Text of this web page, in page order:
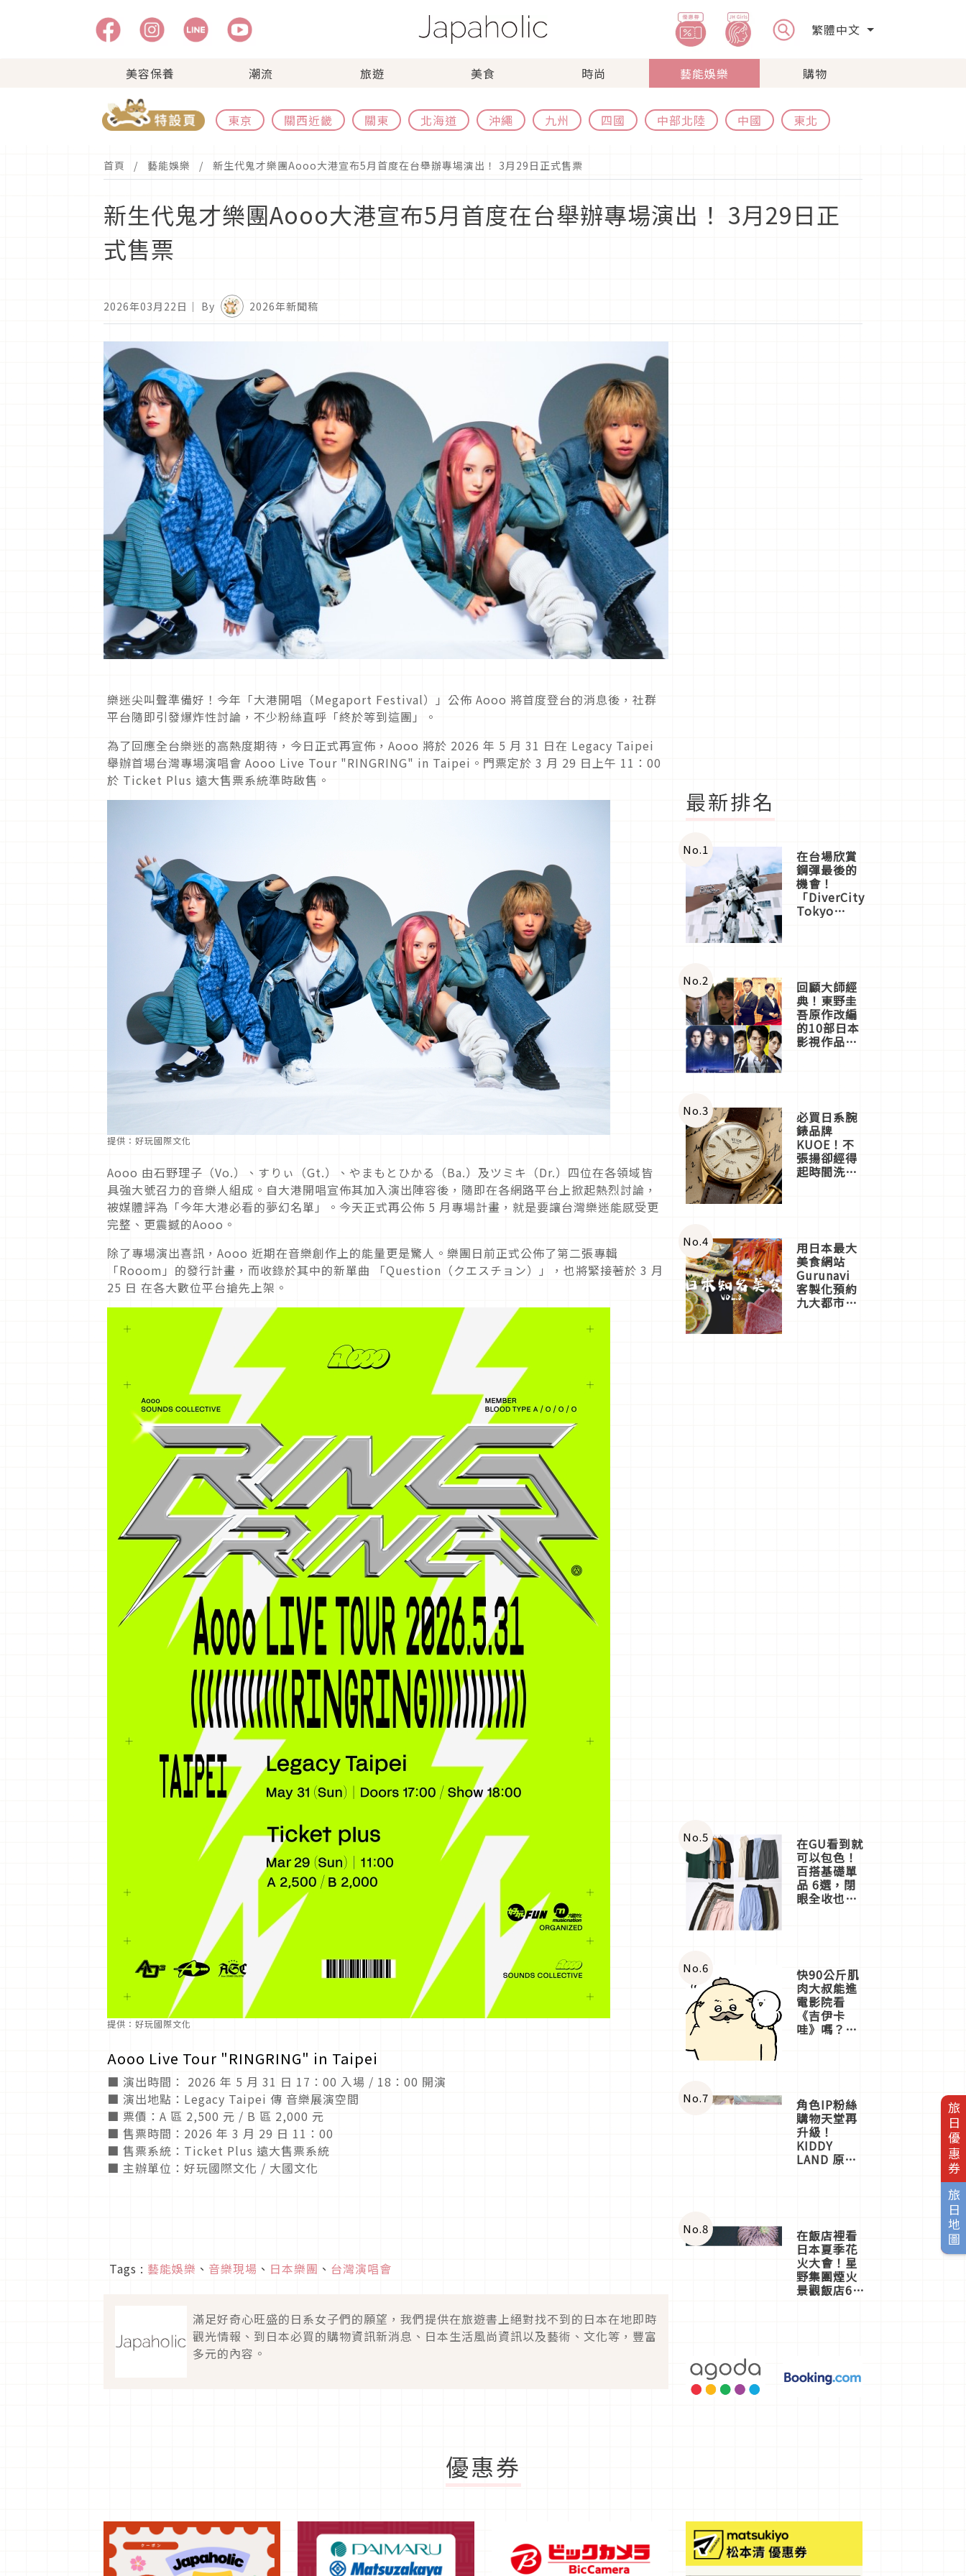
繁體中文
美容保養 潮流 旅遊 美食 時尚 藝能娛樂 購物
東京 關西近畿 關東 北海道 沖繩 九州 四國 中部北陸 中國 東北
旅日優惠券
旅日地圖
首頁 藝能娛樂 新生代鬼才樂團Aooo大港宣布5月首度在台舉辦專場演出！ 3月29日正式售票
新生代鬼才樂團Aooo大港宣布5月首度在台舉辦專場演出！ 3月29日正
式售票
2026年03月22日 ｜ By 2026年新聞稿
樂迷尖叫聲準備好！今年「大港開唱（Megaport Festival）」公佈 Aooo 將首度登台的消息後，社群
平台隨即引發爆炸性討論，不少粉絲直呼「終於等到這團」。
為了回應全台樂迷的高熱度期待，今日正式再宣佈，Aooo 將於 2026 年 5 月 31 日在 Legacy Taipei
舉辦首場台灣專場演唱會 Aooo Live Tour "RINGRING" in Taipei。門票定於 3 月 29 日上午 11：00
於 Ticket Plus 遠大售票系統準時啟售。
提供：好玩國際文化
Aooo 由石野理子（Vo.）、すりぃ（Gt.）、やまもとひかる（Ba.）及ツミキ（Dr.）四位在各領域皆
具強大號召力的音樂人組成。自大港開唱宣佈其加入演出陣容後，隨即在各網路平台上掀起熱烈討論，
被媒體評為「今年大港必看的夢幻名單」。今天正式再公佈 5 月專場計畫，就是要讓台灣樂迷能感受更
完整、更震撼的Aooo。
除了專場演出喜訊，Aooo 近期在音樂創作上的能量更是驚人。樂團日前正式公佈了第二張專輯
「Rooom」的發行計畫，而收錄於其中的新單曲 「Question（クエスチョン）」，也將緊接著於 3 月
25 日 在各大數位平台搶先上架。
提供：好玩國際文化
Aooo Live Tour "RINGRING" in Taipei
■ 演出時間： 2026 年 5 月 31 日 17：00 入場 / 18：00 開演
■ 演出地點：Legacy Taipei 傳 音樂展演空間
■ 票價：A 區 2,500 元 / B 區 2,000 元
■ 售票時間：2026 年 3 月 29 日 11：00
■ 售票系統：Ticket Plus 遠大售票系統
■ 主辦單位：好玩國際文化 / 大國文化
Tags : 藝能娛樂 、 音樂現場 、 日本樂團 、 台灣演唱會
滿足好奇心旺盛的日系女子們的願望，我們提供在旅遊書上絕對找不到的日本在地即時
觀光情報、到日本必買的購物資訊新消息、日本生活風尚資訊以及藝術、文化等，豐富
多元的內容。
最新排名
No.1 在台場欣賞
鋼彈最後的
機會！
「DiverCity
Tokyo
體驗
No.2 回顧大師經
典！東野圭
吾原作改編
的10部日本
影視作品推
No.3 必買日系腕
錶品牌
KUOE！不
張揚卻經得
起時間洗鍊
No.4 用日本最大
美食網站
Gurunavi
客製化預約
九大都市餐
No.5 在GU看到就
可以包色！
百搭基礎單
品 6選，閉
眼全收也不
No.6 快90公斤肌
肉大叔能進
電影院看
《吉伊卡
哇》嗎？日
一同給出了
答案
No.7 角色IP粉絲
購物天堂再
升級！
KIDDY
LAND 原宿
店3分即達
No.8 在飯店裡看
日本夏季花
火大會！星
野集團煙火
景觀飯店6
優惠券